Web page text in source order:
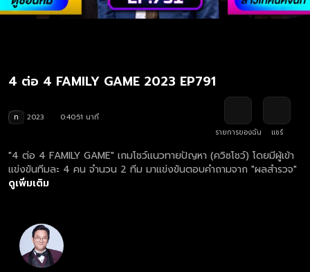
4 ต่อ 4 FAMILY GAME 2023 EP791
ท 2023
0:40:51 นาที
รายการของฉัน
แชร์
"4 ต่อ 4 FAMILY GAME" เกมโชว์แนวทายปัญหา (ควิซโชว์) โดยมีผู้เข้า
แข่งขันทีมละ 4 คน จำนวน 2 ทีม มาแข่งขันตอบคำถามจาก "ผลสำรวจ"
ดูเพิ่มเติม